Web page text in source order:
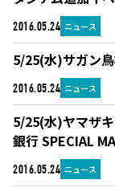
2016.05.24 ニュース
2016.05.24 ニュース
5/25(水)サガン
2016.05.24 ニュース
5/25(水)ヤマザ
銀行 SPECIAL